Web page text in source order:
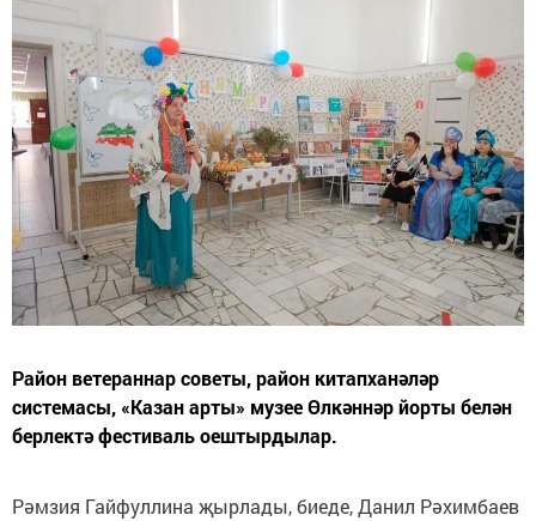
Район ветераннар советы, район китапханәләр
системасы, «Казан арты» музее Өлкәннәр йорты белән
берлектә фестиваль оештырдылар.
Рәмзия Гайфуллина җырлады, биеде, Данил Рәхимбаев